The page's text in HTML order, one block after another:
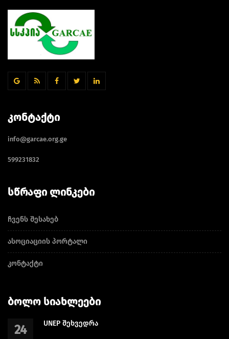
ᲙᲝᲜᲢᲐᲥᲢᲘ
info@garcae.org.ge
599231832
ᲡᲬᲠᲐᲤᲘ ᲚᲘᲜᲙᲔᲑᲘ
ჩვენს შესახებ
ასოციაციის პორტალი
კონტაქტი
ᲑᲝᲚᲝ ᲡᲘᲐᲮᲚᲔᲔᲑᲘ
24 UNEP შეხვედრა